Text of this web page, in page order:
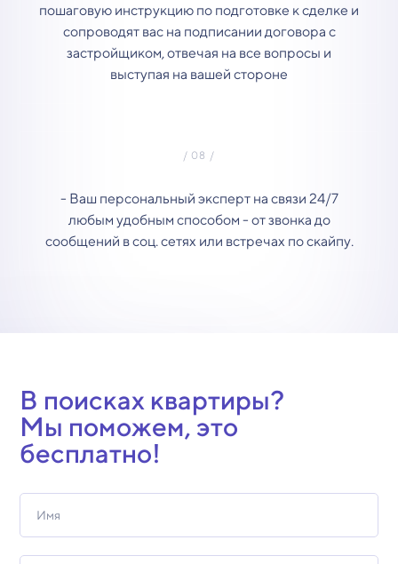
пошаговую инструкцию по подготовке к сделке и
сопроводят вас на подписании договора с
застройщиком, отвечая на все вопросы и
выступая на вашей стороне
- Ваш персональный эксперт на связи 24/7
любым удобным способом - от звонка до
сообщений в соц. сетях или встречах по скайпу.
В поисках квартиры?
Мы поможем, это
бесплатно!